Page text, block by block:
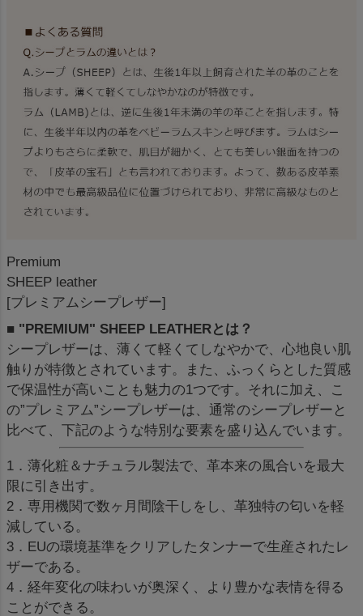
Premium
SHEEP leather
[プレミアムシープレザー]
■ "PREMIUM" SHEEP LEATHERとは？
シープレザーは、薄くて軽くてしなやかで、心地良い肌
触りが特徴とされています。また、ふっくらとした質感
で保温性が高いことも魅力の1つです。それに加え、こ
の”プレミアム”シープレザーは、通常のシープレザーと
比べて、下記のような特別な要素を盛り込んでいます。
1．薄化粧＆ナチュラル製法で、革本来の風合いを最大
限に引き出す。
2．専用機関で数ヶ月間陰干しをし、革独特の匂いを軽
減している。
3．EUの環境基準をクリアしたタンナーで生産されたレ
ザーである。
4．経年変化の味わいが奥深く、より豊かな表情を得る
ことができる。